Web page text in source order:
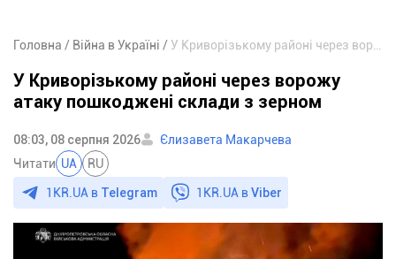
Головна Війна в Україні
У Криворізькому районі через ворожу
атаку пошкоджені склади з зерном
08:03, 08 серпня 2026
Єлизавета Макарчева
Читати UA RU
1KR.UA в Telegram 1KR.UA вViber